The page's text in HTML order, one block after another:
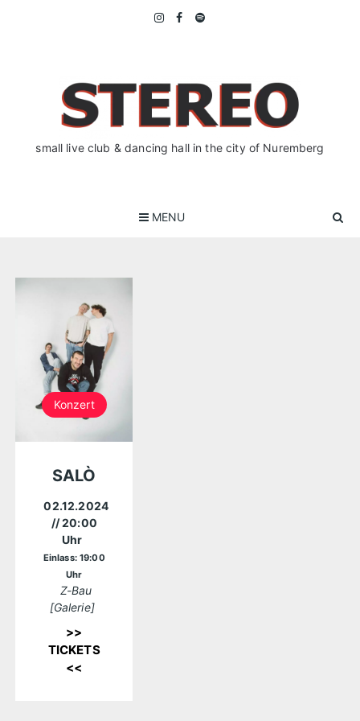
small live club & dancing hall in the city of Nuremberg
MENU
Konzert
SALÒ
02.12.2024
// 20:00
Uhr
Einlass: 19:00
Uhr
Z-Bau
[Galerie]
>>
TICKETS
<<